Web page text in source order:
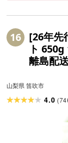
16
[26年先
ト
離島配
126-
山梨県 笛吹市
4.0 (